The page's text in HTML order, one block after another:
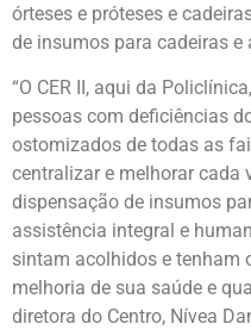
órteses e próteses e
de insumos para cadeiras
“O CER II, aqui da
pessoas com deficiências
ostomizados de todas as
centralizar e melhorar cada
dispensação de insumos
assistência integral e
sintam acolhidos e tenham
melhoria de sua saúde e
diretora do Centro, Nívea